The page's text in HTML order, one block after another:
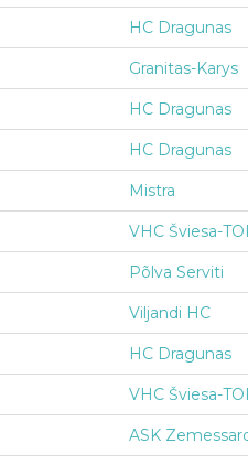
HC Dragunas
Granitas-Karys
HC Dragunas
HC Dragunas
Mistra
VHC Šviesa-
Põlva Serviti
Viljandi HC
HC Dragunas
VHC Šviesa-
ASK